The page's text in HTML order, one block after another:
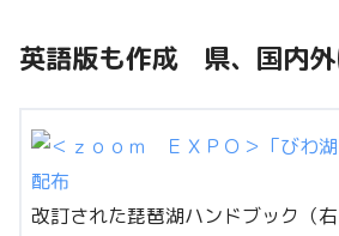
英語版も作成 県、国内
改訂された琵琶湖ハンドブック（